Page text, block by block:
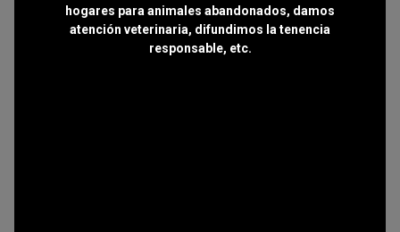
hogares para animales abandonados, damos
atención veterinaria, difundimos la tenencia
responsable, etc.